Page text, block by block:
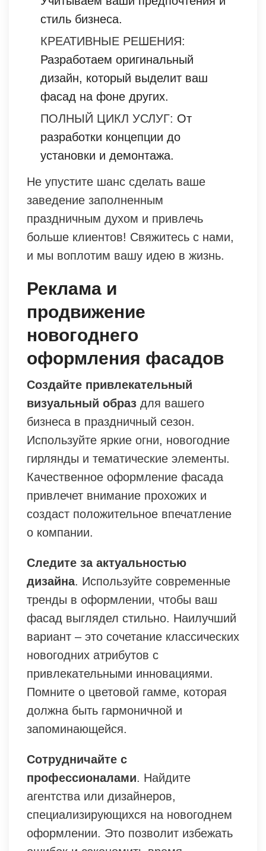
стиль бизнеса.
КРЕАТИВНЫЕ РЕШЕНИЯ:
Разработаем оригинальный
дизайн, который выделит ваш
фасад на фоне других.
ПОЛНЫЙ ЦИКЛ УСЛУГ: От
разработки концепции до
установки и демонтажа.
Не упустите шанс сделать ваше
заведение заполненным
праздничным духом и привлечь
больше клиентов! Свяжитесь с нами,
и мы воплотим вашу идею в жизнь.
Реклама и
продвижение
новогоднего
оформления фасадов
Создайте привлекательный
визуальный образ для вашего
бизнеса в праздничный сезон.
Используйте яркие огни, новогодние
гирлянды и тематические элементы.
Качественное оформление фасада
привлечет внимание прохожих и
создаст положительное впечатление
о компании.
Следите за актуальностью
дизайна. Используйте современные
тренды в оформлении, чтобы ваш
фасад выглядел стильно. Наилучший
вариант – это сочетание классических
новогодних атрибутов с
привлекательными инновациями.
Помните о цветовой гамме, которая
должна быть гармоничной и
запоминающейся.
Сотрудничайте с
профессионалами. Найдите
агентства или дизайнеров,
специализирующихся на новогоднем
оформлении. Это позволит избежать